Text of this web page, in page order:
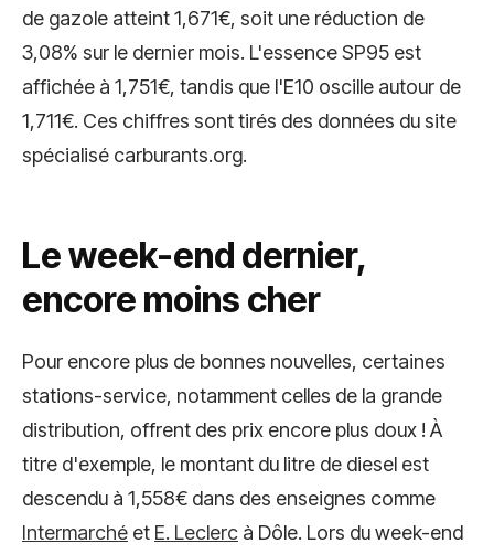
de gazole atteint 1,671€, soit une réduction de
3,08% sur le dernier mois. L'essence SP95 est
affichée à 1,751€, tandis que l'E10 oscille autour de
1,711€. Ces chiffres sont tirés des données du site
spécialisé carburants.org.
Le week-end dernier,
encore moins cher
Pour encore plus de bonnes nouvelles, certaines
stations-service, notamment celles de la grande
distribution, offrent des prix encore plus doux ! À
titre d'exemple, le montant du litre de diesel est
descendu à 1,558€ dans des enseignes comme
Intermarché et E. Leclerc à Dôle. Lors du week-end